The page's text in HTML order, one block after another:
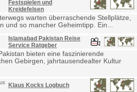
Festspielen und
Kreidefelsen
warten überraschende Stellplätze,
und so mancher Geheimtipp. Ein...
Islamabad Pakistan Reise
Service Ratgeber
bieten eine faszinierende
Gebirgen, jahrtausendealter Kultur
Klaus Kocks Logbuch